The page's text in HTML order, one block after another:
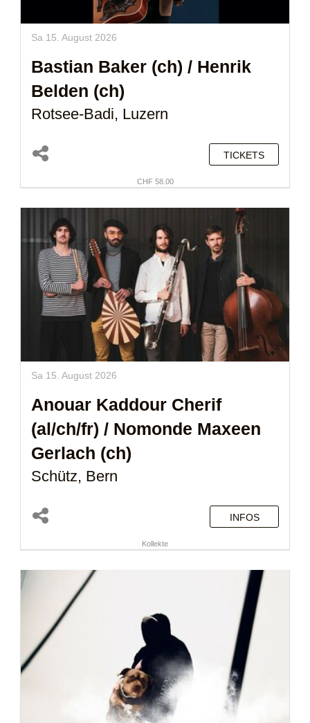
Sa 15. August 2026
Bastian Baker (ch) / Henrik
Belden (ch)
Rotsee-Badi, Luzern
TICKETS
CHF 58.00
Sa 15. August 2026
Anouar Kaddour Cherif
(al/ch/fr) / Nomonde Maxeen
Gerlach (ch)
Schütz, Bern
INFOS
Kollekte